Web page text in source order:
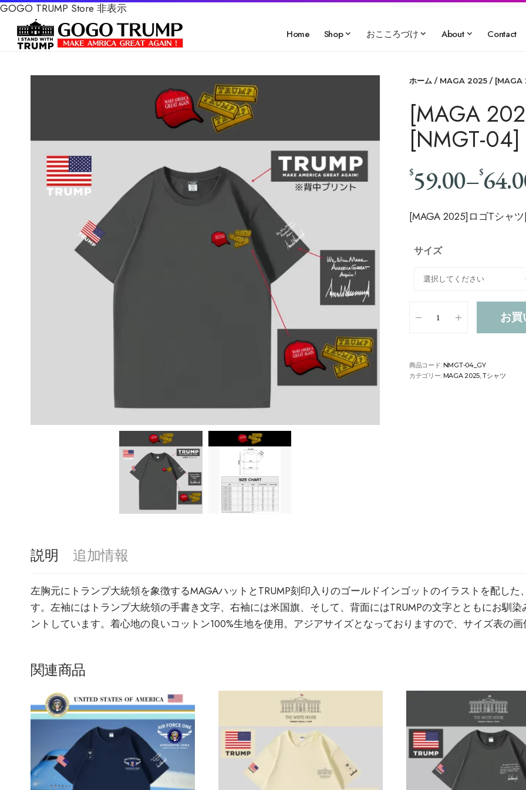
GOGO TRUMP Store 非表示
Home Shop おこころづけ About Contact
ホーム / MAGA 2025/ [MAGA
[MAGA
[NMGT-04]
$59.00–$
[MAGA 2025]ロゴTシャ
サイズ
お買
商品コード: NMGT-04_GY
カテゴリー: MAGA 2025,Tシャツ
説明 追加情報
左胸元にトランプ大統領を象徴するMAGAハットとTRUMP刻印入りのゴールドインゴットのイラストを配し
す。左袖にはトランプ大統領の手書き文字、右袖には米国旗、そして、背面にはTRUMPの文字とともにお馴
ントしています。着心地の良いコットン100%生地を使用。アジアサイズとなっておりますので、サイズ表の
関連商品